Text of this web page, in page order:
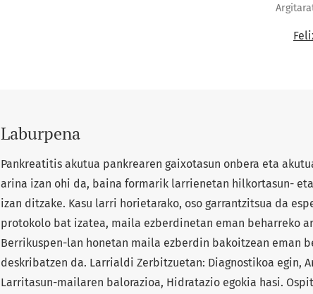
Laburpena
Pankreatitis akutua pankrearen gaixotasun onbera eta
arina izan ohi da, baina formarik larrienetan hilkortasun-
izan ditzake. Kasu larri horietarako, oso garrantzitsua da
protokolo bat izatea, maila ezberdinetan eman beharreko
Berrikuspen-lan honetan maila ezberdin bakoitzean eman
deskribatzen da. Larrialdi Zerbitzuetan: Diagnostikoa egin,
Larritasun-mailaren balorazioa, Hidratazio egokia hasi.